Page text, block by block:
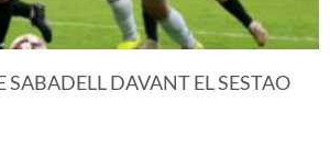
SABADELL DAVANT EL SESTAO